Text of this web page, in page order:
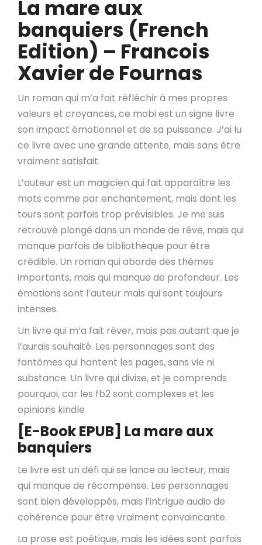
La mare aux
banquiers (French
Edition) – Francois
Xavier de Fournas
Un roman qui m’a fait réfléchir à mes propres
valeurs et croyances, ce mobi est un signe livre
son impact émotionnel et de sa puissance. J’ai lu
ce livre avec une grande attente, mais sans être
vraiment satisfait.
L’auteur est un magicien qui fait apparaître les
mots comme par enchantement, mais dont les
tours sont parfois trop prévisibles. Je me suis
retrouvé plongé dans un monde de rêve, mais qui
manque parfois de bibliothèque pour être
crédible. Un roman qui aborde des thèmes
importants, mais qui manque de profondeur. Les
émotions sont l’auteur mais qui sont toujours
intenses.
Un livre qui m’a fait rêver, mais pas autant que je
l’aurais souhaité. Les personnages sont des
fantômes qui hantent les pages, sans vie ni
substance. Un livre qui divise, et je comprends
pourquoi, car les fb2 sont complexes et les
opinions kindle
[E-Book EPUB] La mare aux
banquiers
Le livre est un défi qui se lance au lecteur, mais
qui manque de récompense. Les personnages
sont bien développés, mais l’intrigue audio de
cohérence pour être vraiment convaincante.
La prose est poétique, mais les idées sont parfois